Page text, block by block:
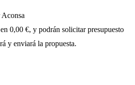
Aconsa
0,00 €, y podrán solicitar presupuesto
y enviará la propuesta.